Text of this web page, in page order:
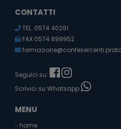
CONTATTI
TEL. 0574 40291
FAX 0574 899952
Seguici su:
Scrivici su Whatsapp
MENU
» home